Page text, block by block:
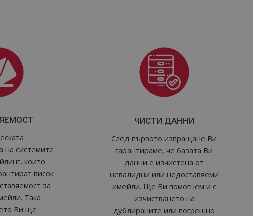
на системите
които
висок
за
Така
Ви ще
ЧИСТИ ДАННИ
След първото изпращане Ви
гарантираме, че базата Ви
данни е изчистена от
невалидни или недоставяеми
имейли. Ще Ви помогнем и с
изчистването на
дублираните или погрешно